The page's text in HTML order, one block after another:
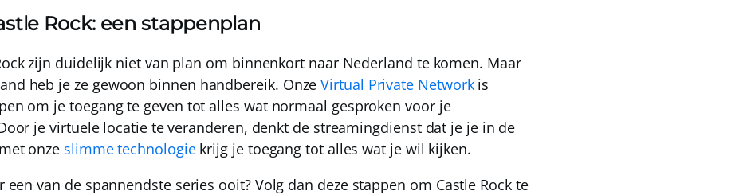
Rock: een stappenplan
zijn duidelijk niet van plan om binnenkort naar Nederland te komen. Maar
heb je ze gewoon binnen handbereik. OnzeVirtual Private Networkis
om je toegang te geven tot alles wat normaal gesproken voor je
je virtuele locatie te veranderen, denkt de streamingdienst dat je je in de
onze slimme technologiekrijg je toegang tot alles wat je wil kijken.
een van de spannendste series ooit? Volg dan deze stappen om Castle Rock te